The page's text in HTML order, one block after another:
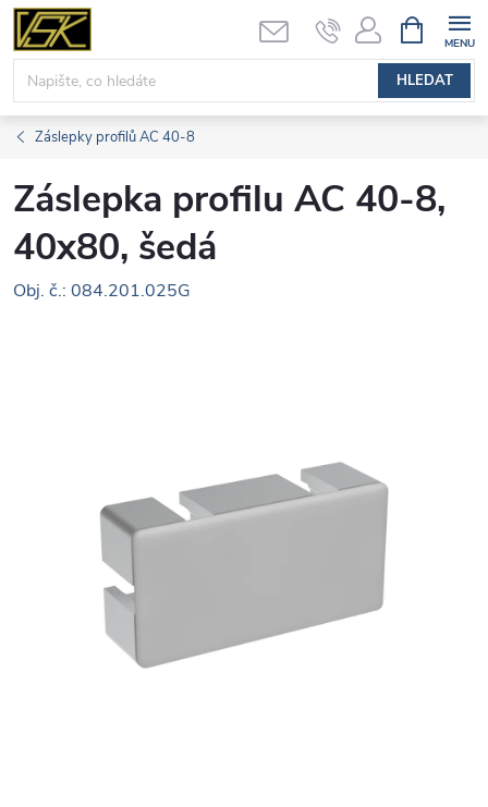
Přejít
obsah
HLEDAT
NÁKUPNÍ
KOŠÍK
Záslepky profilů AC 40-8
Záslepka profilu AC 40-8,
40x80, šedá
Obj. č.: 084.201.025G